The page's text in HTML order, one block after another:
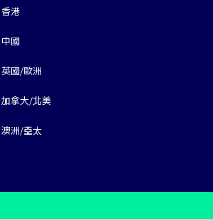
香港
中國
英國/歐洲
加拿大/北美
澳洲/亞太